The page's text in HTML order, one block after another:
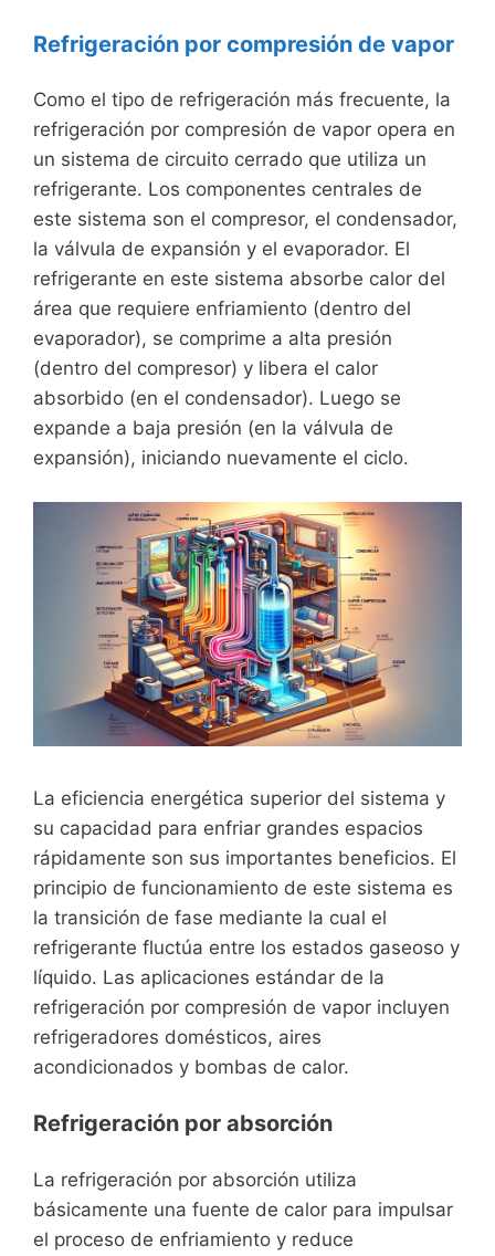
Refrigeración por compresión de vapor
Como el tipo de refrigeración más frecuente, la
refrigeración por compresión de vapor opera en
un sistema de circuito cerrado que utiliza un
refrigerante. Los componentes centrales de
este sistema son el compresor, el condensador,
la válvula de expansión y el evaporador. El
refrigerante en este sistema absorbe calor del
área que requiere enfriamiento (dentro del
evaporador), se comprime a alta presión
(dentro del compresor) y libera el calor
absorbido (en el condensador). Luego se
expande a baja presión (en la válvula de
expansión), iniciando nuevamente el ciclo.
La eficiencia energética superior del sistema y
su capacidad para enfriar grandes espacios
rápidamente son sus importantes beneficios. El
principio de funcionamiento de este sistema es
la transición de fase mediante la cual el
refrigerante fluctúa entre los estados gaseoso y
líquido. Las aplicaciones estándar de la
refrigeración por compresión de vapor incluyen
refrigeradores domésticos, aires
acondicionados y bombas de calor.
Refrigeración por absorción
La refrigeración por absorción utiliza
básicamente una fuente de calor para impulsar
el proceso de enfriamiento y reduce